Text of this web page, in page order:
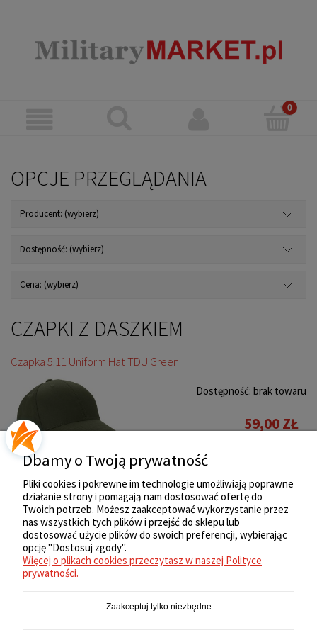
OPCJE PRZEGLĄDANIA
Producent: (wybierz)
Dostępność: (wybierz)
Cena: (wybierz)
CZAPKI Z DASZKIEM
Czapka 5.11 Uniform Hat TDU Green
Dostępność: brak towaru
59,00 ZŁ
« 1 2 3 »
ZAKUPY
REGULAMIN
MOJE KONTO
Dbamy o Twoją prywatność
Pliki cookies i pokrewne im technologie umożliwiają poprawne
działanie strony i pomagają nam dostosować ofertę do
Twoich potrzeb. Możesz zaakceptować wykorzystanie przez
nas wszystkich tych plików i przejść do sklepu lub
dostosować użycie plików do swoich preferencji, wybierając
opcję "Dostosuj zgody".
Więcej o plikach cookies przeczytasz w naszej Polityce
prywatności.
Zaakceptuj tylko niezbędne